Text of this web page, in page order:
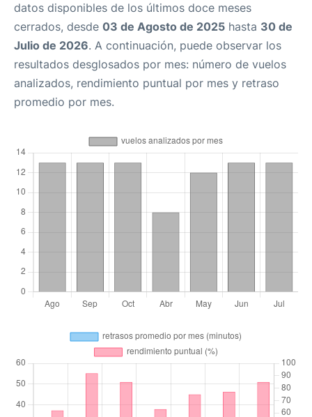
datos disponibles de los últimos doce meses
cerrados, desde 03 de Agosto de 2025 hasta 30 de
Julio de 2026. A continuación, puede observar los
resultados desglosados por mes: número de vuelos
analizados, rendimiento puntual por mes y retraso
promedio por mes.